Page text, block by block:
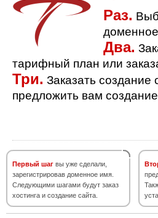
Раз.
Два.
тарифный план или
Три. Заказать
предложить вам
Первый шаг вы уже сделали,
зарегистрировав доменное имя.
Следующими шагами будут заказ
хостинга и создание сайта.